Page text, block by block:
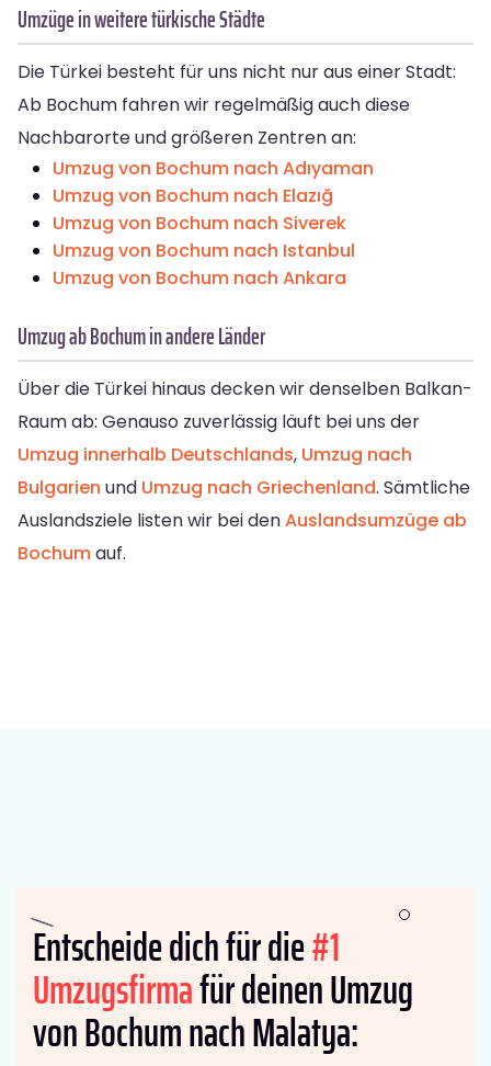
Umzüge in weitere türkische Städte
Die Türkei besteht für uns nicht nur aus einer Stadt:
Ab Bochum fahren wir regelmäßig auch diese
Nachbarorte und größeren Zentren an:
Umzug von Bochum nach Adıyaman
Umzug von Bochum nach Elazığ
Umzug von Bochum nach Siverek
Umzug von Bochum nach Istanbul
Umzug von Bochum nach Ankara
Umzug ab Bochum in andere Länder
Über die Türkei hinaus decken wir denselben Balkan-
Raum ab: Genauso zuverlässig läuft bei uns der
Umzug innerhalb Deutschlands, Umzug nach
Bulgarien und Umzug nach Griechenland. Sämtliche
Auslandsziele listen wir bei denAuslandsumzüge ab
Bochumauf.
Entscheide dich für die#1
Umzugsfirmafür deinen Umzug
von Bochum nach Malatya: